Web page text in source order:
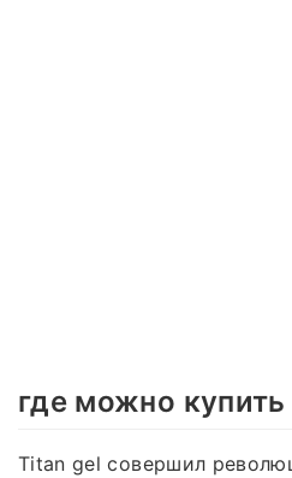
где можно купить
Titan gel совершил